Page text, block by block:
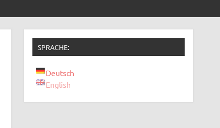
SPRACHE:
Deutsch
English